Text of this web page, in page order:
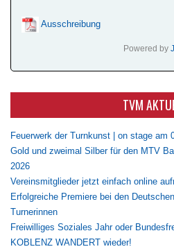
Ausschreibung
Powered by
TVM
Feuerwerk der Turnkunst | on stage am
Gold und zweimal Silber für den MTV
2026
Vereinsmitglieder jetzt einfach online
Erfolgreiche Premiere bei den
Turnerinnen
Freiwilliges Soziales Jahr oder
KOBLENZ WANDERT wieder!